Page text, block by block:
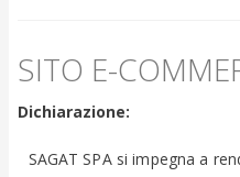
SITO E-
Dichiarazione:
SAGAT SPA si impegna a